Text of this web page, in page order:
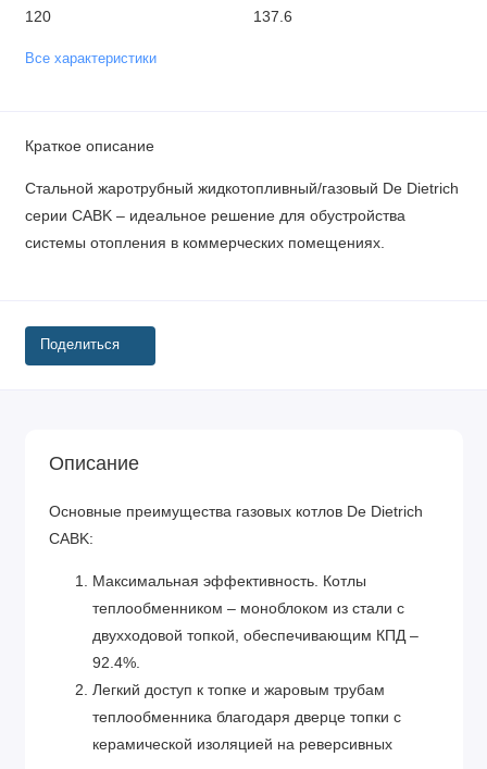
120 137.6
Все характеристики
Краткое описание
Стальной жаротрубный жидкотопливный/газовый De Dietrich
серии CABK – идеальное решение для обустройства
системы отопления в коммерческих помещениях.
Поделиться
Описание
Основные преимущества газовых котлов De Dietrich
CABK:
Максимальная эффективность. Котлы
теплообменником – моноблоком из стали с
двухходовой топкой, обеспечивающим КПД –
92.4%.
Легкий доступ к топке и жаровым трубам
теплообменника благодаря дверце топки с
керамической изоляцией на реверсивных